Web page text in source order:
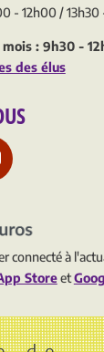
- 12h00 / 13h30
: 9h30 -
des élus
connecté à
Storeet